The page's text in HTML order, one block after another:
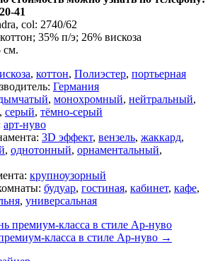
41
col: 2740/62
35% п/э; 26% вискоза
см.
, коттон, Полиэстер, портьерная
Германия
, монохромный, нейтральный,
, серый, тёмно-серый
арт-нуво
3D эффект, вензель, жаккард,
, однотонный, орнаментальный,
крупноузорный
будуар, гостиная, кабинет, кафе,
, универсальная
премиум-класса в стиле Ар-нуво
класса в стиле Ар-нуво →